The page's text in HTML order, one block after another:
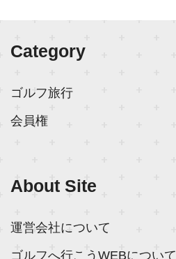
Category
ゴルフ旅行
会員権
About Site
運営会社について
ゴルフへ行こうWEBについて